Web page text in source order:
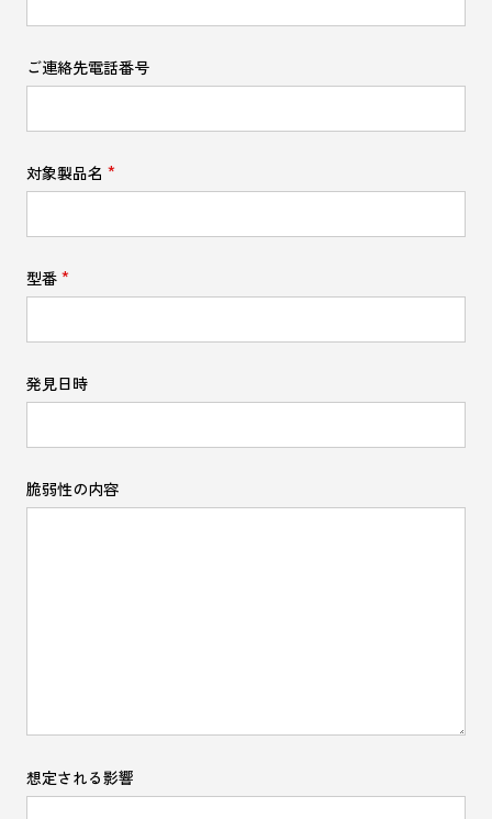
ご連絡先電話番号
対象製品名
型番
発見日時
脆弱性の内容
想定される影響